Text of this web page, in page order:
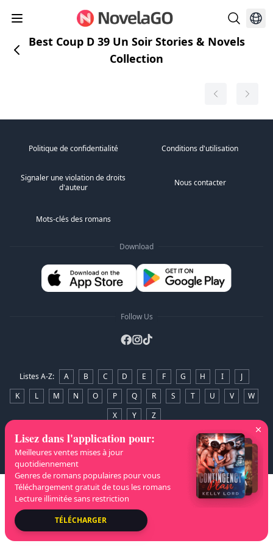
Best Coup D 39 Un Soir Stories & Novels
Collection
Politique de confidentialité Conditions d'utilisation
Signaler une violation de droits
d'auteur
Nous contacter
Mots-clés des romans
Download
Follow Us
Listes A-Z: A B C D E F G H I
J
K
L M N O P Q R S T U V
W
X
Y Z
Droits d'auteur© 2026 NovelaGO
Lisez dans l'application pour:
Meilleures ventes mises à jour
quotidiennement
Genres de romans populaires pour vous
Téléchargement gratuit de tous les romans
Lecture illimitée sans restriction
TÉLÉCHARGER